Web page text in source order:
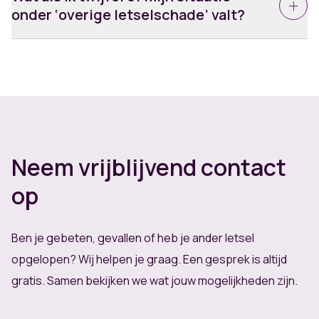
diensten voor jou kosteloos zijn.
onder ‘overige letselschade’ valt?
Neem vrijblijvend contact
op
Ben je gebeten, gevallen of heb je ander letsel
opgelopen? Wij helpen je graag. Een gesprek is altijd
gratis. Samen bekijken we wat jouw mogelijkheden zijn.